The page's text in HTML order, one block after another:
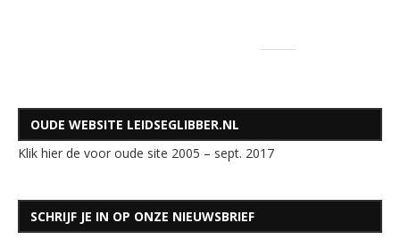
OUDE WEBSITE LEIDSEGLIBBER.NL
Klik hier de voor oude site 2005 – sept. 2017
SCHRIJF JE IN OP ONZE NIEUWSBRIEF